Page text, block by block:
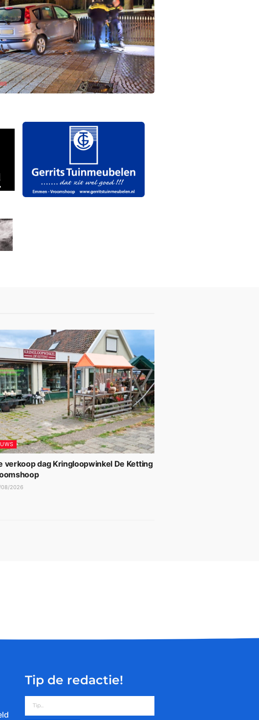
verkoop dag Kringloopwinkel De Ketting
2026
Tip de redactie!